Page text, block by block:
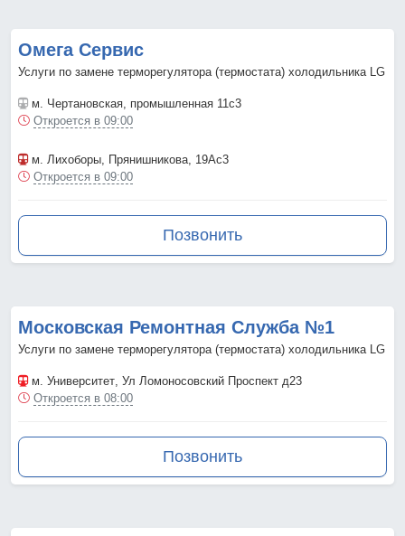
Омега Сервис
Услуги по замене терморегулятора (термостата) холодильника LG
м. Чертановская, промышленная 11с3
Откроется в 09:00
м. Лихоборы, Прянишникова, 19Ас3
Откроется в 09:00
Позвонить
Московская Ремонтная Служба №1
Услуги по замене терморегулятора (термостата) холодильника LG
м. Университет, Ул Ломоносовский Проспект д23
Откроется в 08:00
Позвонить